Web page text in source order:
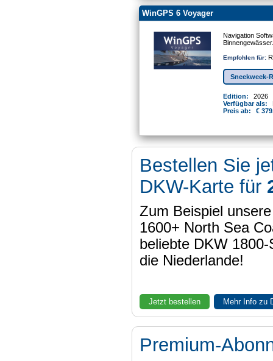
WinGPS 6 Voyager
Navigation
Binnengewässer.
Empfohlen für:
Sneekweek-
Edition:
2026
Verfügbar als:
Preis ab:
€
Bestellen Sie
DKW-Karte für
Zum Beispiel
1600+ North Sea
beliebte DKW
die Niederlande!
Jetzt bestellen Mehr Info zu
Premium-